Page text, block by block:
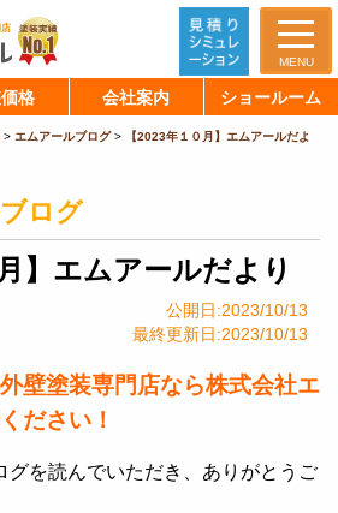
MENU
格 会社案内 ショールーム
> エムアールブログ>
【2023年１０月】エムアールだよ
ログ
】エムアールだより
公開日:2023/10/13
最終更新日:2023/10/13
壁塗装専門店なら株式会社エ
ださい！
グを読んでいただき、ありがとうご